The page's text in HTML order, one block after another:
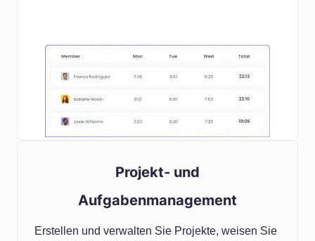
Projekt- und
Aufgabenmanagement
Erstellen und verwalten Sie Projekte, weisen Sie